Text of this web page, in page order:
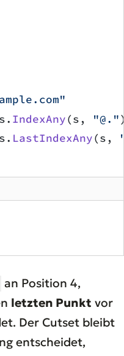
IndexAny(s, "@."
LastIndexAny(s,
an Position 4,
letzten Punkt vor
Der Cutset bleibt
entscheidet,